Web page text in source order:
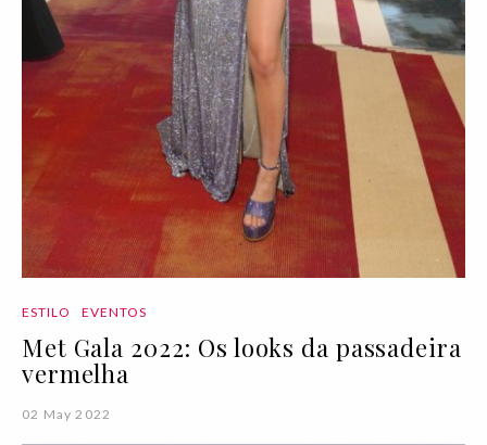
ESTILO EVENTOS
Met Gala 2022: Os looks da passadeira
vermelha
02 May 2022